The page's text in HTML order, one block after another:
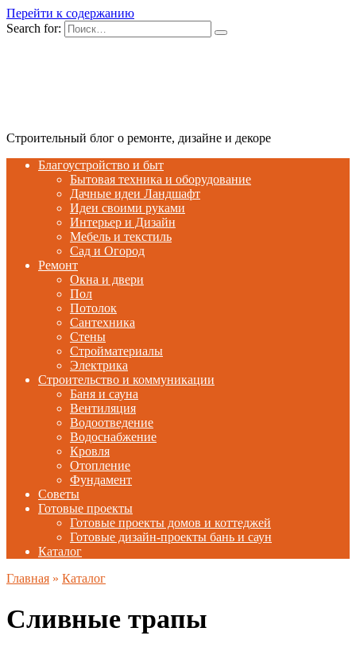
Перейти к содержанию
Search for:
Строительный блог о ремонте, дизайне и декоре
Благоустройство и быт
Бытовая техника и оборудование
Дачные идеи Ландшафт
Идеи своими руками
Интерьер и Дизайн
Мебель и текстиль
Сад и Огород
Ремонт
Окна и двери
Пол
Потолок
Сантехника
Стены
Стройматериалы
Электрика
Строительство и коммуникации
Баня и сауна
Вентиляция
Водоотведение
Водоснабжение
Кровля
Отопление
Фундамент
Советы
Готовые проекты
Готовые проекты домов и коттеджей
Готовые дизайн-проекты бань и саун
Каталог
Главная » Каталог
Сливные трапы